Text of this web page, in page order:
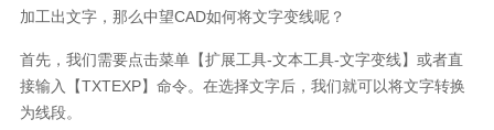
加工出文字，那么中望CAD如何将文字变线呢？
首先，我们需要点击菜单【扩展工具-文本工具-文字变线】或者直
接输入【TXTEXP】命令。在选择文字后，我们就可以将文字转换
为线段。